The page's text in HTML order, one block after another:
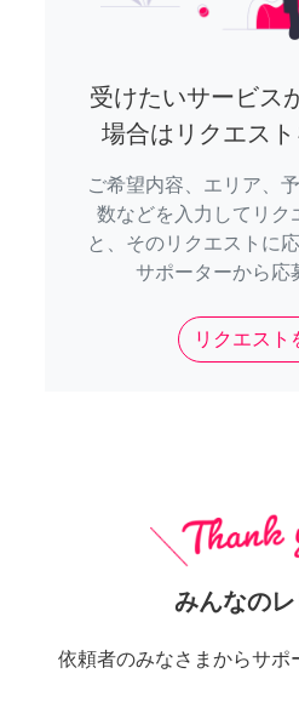
受けたいサービス
場合はリクエス
ご希望内容、エリア、
数などを入力してリク
と、そのリクエストに
サポーターから応
リクエスト
みんなの
依頼者のみなさまからサポ